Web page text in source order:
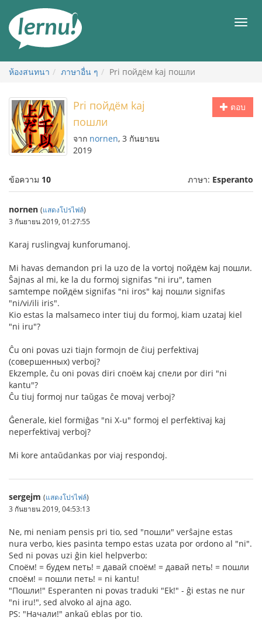
สารบัญ
เมนู
ห้องสนทนา ภาษาอื่น ๆ Pri пойдём kaj пошли
ตอบ
Pri пойдём kaj
пошли
จาก nornen, 3 กันยายน
2019
ข้อความ 10 ภาษา: Esperanto
nornen (แสดงโปรไฟล์)
3 กันยายน 2019, 01:27:55
Karaj ruslingvaj kunforumanoj.
Mi havas demandon pri la uzo de la vortoj пойдём kaj пошли.
Ŝajnas al mi, ke la du formoj signifas "ni iru", tamen
samtempe пойдём signifas "ni iros" kaj пошли signifas
"ni/vi/ili iris".
Kio estas la malsameco inter tiuj du formoj, kiam uzataj kiel
"ni iru"?
Ĉu oni povas uzi tiajn formojn de ĉiuj perfektivaj
(совершенных) verboj?
Ekzemple, ĉu oni povas diri споём kaj спели por diri "ni
kantu"?
Ĉu tiuj formoj nur taŭgas ĉe movaj verboj?
Ĝenerale, kiel formiĝas "ni X-u" formoj el perfektivaj kaj
neperfektivaj verboj?
Mi kore antaŭdankas por viaj respondoj.
sergejm (แสดงโปรไฟล์)
3 กันยายน 2019, 04:53:13
Ne, mi neniam pensis pri tio, sed "пошли" verŝajne estas
nura verbo, kies pasinta tempo estas uzata por ordono al "ni".
Sed ni povas uzi ĝin kiel helpverbo:
Споём! = будем петь! = давай споём! = давай петь! = пошли
споём! = пошли петь! = ni kantu!
"Пошли!" Esperanten ni povas traduki "Ek!" - ĝi estas ne nur
"ni iru!", sed alvoko al ajna ago.
PS: "Начали!" ankaŭ eblas por tio.